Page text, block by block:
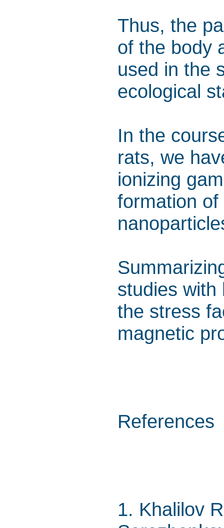
Thus, the
of the body
used in the
ecological
In the
rats, we
ionizing
formation
studies with
the stress
magnetic
References
1. Khalilov